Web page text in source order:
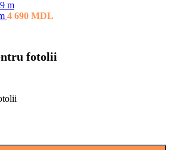
4 690 MDL
fotolii
pentru fotolii